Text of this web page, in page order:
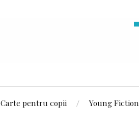
Carte pentru copii Young Fiction